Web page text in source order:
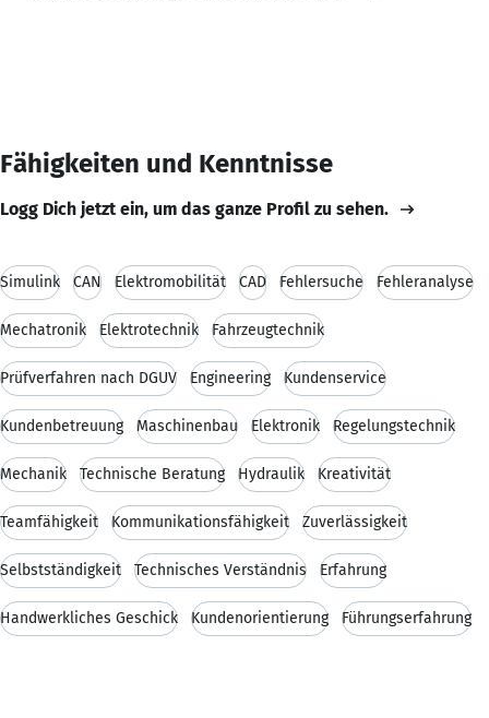
Fähigkeiten und Kenntnisse
Logg Dich jetzt ein, um das ganze Profil zu sehen.
Simulink CAN Elektromobilität CAD Fehlersuche Fehleranalyse
Mechatronik Elektrotechnik Fahrzeugtechnik
Prüfverfahren nach DGUV Engineering Kundenservice
Kundenbetreuung Maschinenbau Elektronik Regelungstechnik
Mechanik Technische Beratung Hydraulik Kreativität
Teamfähigkeit Kommunikationsfähigkeit Zuverlässigkeit
Selbstständigkeit Technisches Verständnis Erfahrung
Handwerkliches Geschick Kundenorientierung Führungserfahrung